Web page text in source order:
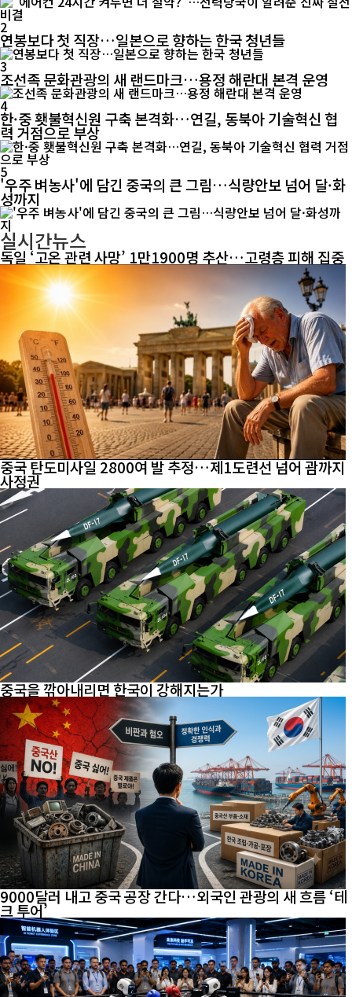
2
연봉보다 첫 직장…일본으로 향하는 한국 청년들
3
조선족 문화관광의 새 랜드마크…용정 해란대 본격 운영
4
한·중 횃불혁신원 구축 본격화…연길, 동북아 기술혁신 협
력 거점으로 부상
5
'우주 벼농사'에 담긴 중국의 큰 그림…식량안보 넘어 달·화
성까지
실시간뉴스
독일 ‘고온 관련 사망’ 1만1900명 추산…고령층 피해 집중
중국 탄도미사일 2800여 발 추정…제1도련선 넘어 괌까지
사정권
중국을 깎아내리면 한국이 강해지는가
9000달러 내고 중국 공장 간다…외국인 관광의 새 흐름 ‘테
크 투어’